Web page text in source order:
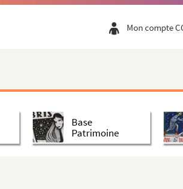
Mon compte
Base
Patrimoine